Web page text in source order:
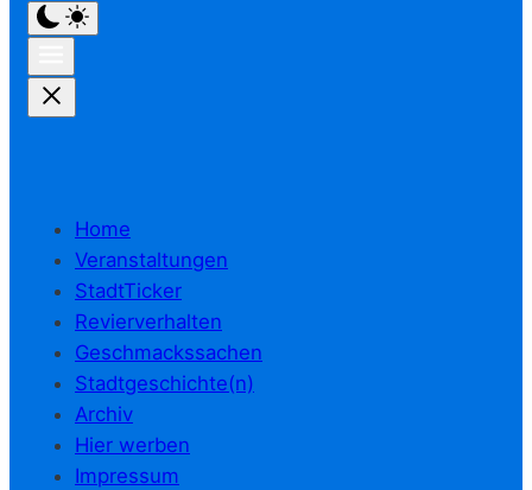
Home
Veranstaltungen
StadtTicker
Revierverhalten
Geschmackssachen
Stadtgeschichte(n)
Archiv
Hier werben
Impressum